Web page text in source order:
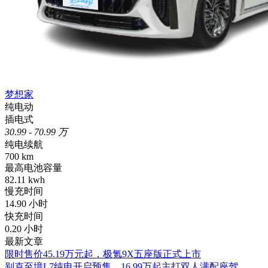
梦想家
纯电动
插电式
30.99 - 70.99 万
纯电续航
700 km
最高电池容量
82.11 kwh
慢充时间
14.90 小时
快充时间
0.20 小时
最新文章
限时售价45.19万元起，极氪9X五座版正式上市